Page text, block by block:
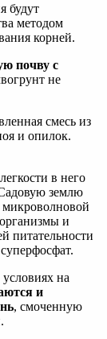
будут
методом
корней.
почву с
не
смесь из
и опилок.
в него
землю
микроволновой
и
питательности
на
и
, смоченную